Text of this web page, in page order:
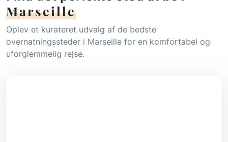
Marseille
Oplev et kurateret udvalg af de bedste
overnatningssteder i Marseille for en komfortabel og
uforglemmelig rejse.